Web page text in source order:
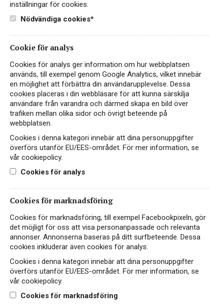
komplex smakupplevelse med inslag av tropiska frukter,
blommor och kryddor. Dessa viner passar utmärkt till en
Kryddstark Mat:Den naturliga sötman och
fylligheten i Gewurztraminer gör den till ett perfekt
mat.
Fet Fisk:Den rika och aromatiska karaktären hos
Gewurztraminer kompletterar feta fiskrätter som lax
och makrill.
Ostar:Gewurztraminer är också fantastisk till
starka och aromatiska ostar som Munster och
Vårt Sortiment
I vårt sortiment hittar du en rad olika Gewurztraminer-
viner, från torra till sötare varianter:
rosdoftande stil och druviga toner.
Rosacker Grand Cru Gewurztraminer:En
generös och ekologisk Gewurztraminer från Alsace
med typisk mineralitet och komplexitet.
Utforska Gewurztraminer med The Wine Team
Med The Wine Team kan du vara säker på att få
högkvalitativa viner med spännande smakprofiler.
Upptäck den spännande världen av Gewurztraminer
med The Wine Team och njut av en smakresa som är
inställningar för cookies.
Nödvändiga cookies*
Cookie för analys
Cookies för analys ger information om hur webbplatsen
används, till exempel genom Google Analytics, vilket innebär
en möjlighet att förbättra din användarupplevelse. Dessa
cookies placeras i din webbläsare för att kunna särskilja
användare från varandra och därmed skapa en bild över
trafiken mellan olika sidor och övrigt beteende på
webbplatsen.
Cookies i denna kategori innebär att dina personuppgifter
överförs utanför EU/EES-området. För mer information, se
vår cookiepolicy.
Cookies för analys
Cookies för marknadsföring
Cookies för marknadsföring, till exempel Facebookpixeln, gör
det möjligt för oss att visa personanpassade och relevanta
annonser. Annonserna baseras på ditt surfbeteende. Dessa
cookies inkluderar även cookies för analys.
Cookies i denna kategori innebär att dina personuppgifter
överförs utanför EU/EES-området. För mer information, se
vår cookiepolicy.
Cookies för marknadsföring